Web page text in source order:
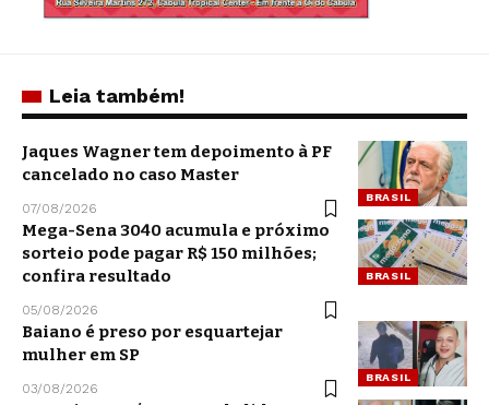
Leia também!
BRASIL
Jaques Wagner tem depoimento à PF
cancelado no caso Master
07/08/2026
BRASIL
Mega-Sena 3040 acumula e próximo
sorteio pode pagar R$ 150 milhões;
confira resultado
05/08/2026
BRASIL
Baiano é preso por esquartejar
mulher em SP
03/08/2026